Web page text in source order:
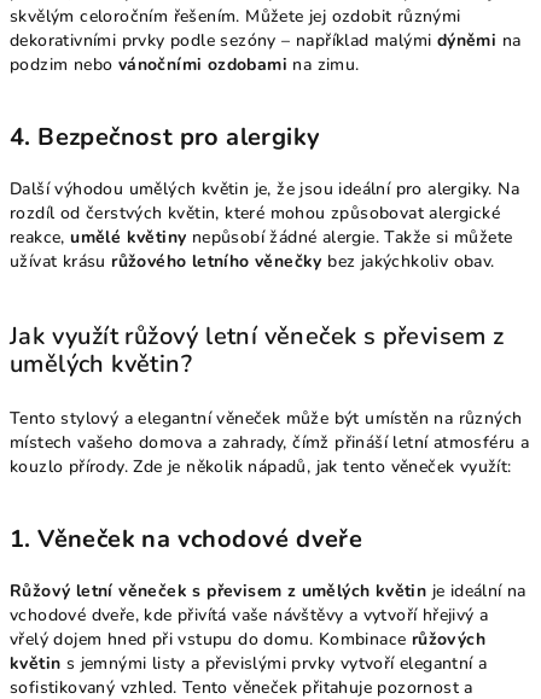
skvělým celoročním řešením. Můžete jej ozdobit různými
dekorativními prvky podle sezóny – například malými dýněmi na
podzim nebo vánočními ozdobami na zimu.
4. Bezpečnost pro alergiky
Další výhodou umělých květin je, že jsou ideální pro alergiky. Na
rozdíl od čerstvých květin, které mohou způsobovat alergické
reakce,umělé květiny nepůsobí žádné alergie. Takže si můžete
užívat krásu růžového letního věnečky bez jakýchkoliv obav.
Jak využít růžový letní věneček s převisem z
umělých květin?
Tento stylový a elegantní věneček může být umístěn na různých
místech vašeho domova a zahrady, čímž přináší letní atmosféru a
kouzlo přírody. Zde je několik nápadů, jak tento věneček využít:
1.Věneček na vchodové dveře
Růžový letní věneček s převisem z umělých květin je ideální na
vchodové dveře, kde přivítá vaše návštěvy a vytvoří hřejivý a
vřelý dojem hned při vstupu do domu. Kombinace růžových
květin s jemnými listy a převislými prvky vytvoří elegantní a
sofistikovaný vzhled. Tento věneček přitahuje pozornost a